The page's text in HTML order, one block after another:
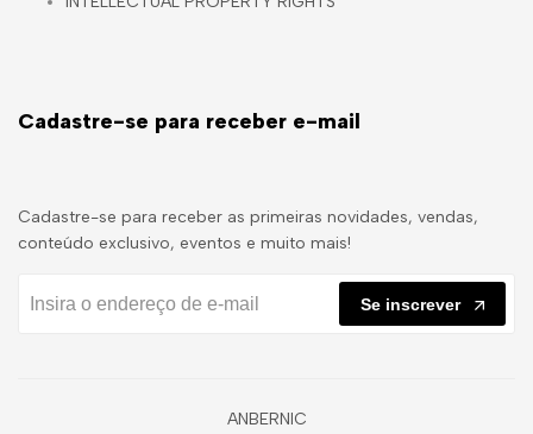
Cadastre-se para receber e-mail
Cadastre-se para receber as primeiras novidades, vendas,
conteúdo exclusivo, eventos e muito mais!
Se inscrever
ANBERNIC